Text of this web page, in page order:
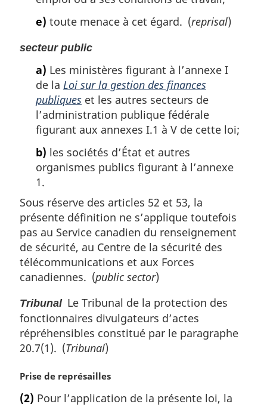
e) toute menace à cet égard. (reprisal)
secteur public
a) Les ministères figurant à l’annexe I
de la Loi sur la gestion des finances
publiques et les autres secteurs de
l’administration publique fédérale
figurant aux annexes I.1 à V de cette loi;
b) les sociétés d’État et autres
organismes publics figurant à l’annexe
1.
Sous réserve des articles 52 et 53, la
présente définition ne s’applique toutefois
pas au Service canadien du renseignement
de sécurité, au Centre de la sécurité des
télécommunications et aux Forces
canadiennes. (public sector)
TribunalLe Tribunal de la protection des
fonctionnaires divulgateurs d’actes
répréhensibles constitué par le paragraphe
20.7(1). (Tribunal)
N
t
Prise de représailles
(2) Pour l’application de la présente loi, la